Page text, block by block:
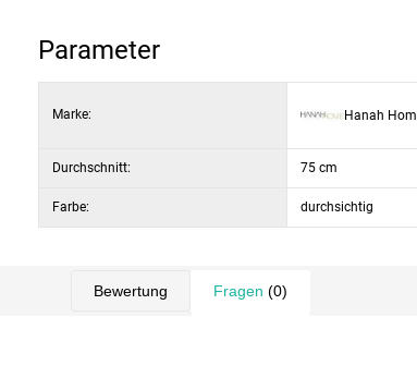
Parameter
Marke: Hanah
Durchschnitt: 75 cm
Farbe: durchsichtig
Bewertung Fragen (0)